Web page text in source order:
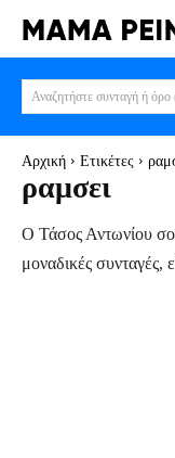
Αναζητήστε συνταγή ή όρο
Αρχική Ετικέτες
ραμσει
Ο Τάσος Αντωνίου
μοναδικές συνταγές,